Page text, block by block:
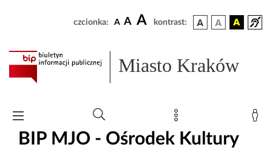
czcionka: A A A kontrast:
Miasto Kraków
BIP MJO - Ośrodek Kultury